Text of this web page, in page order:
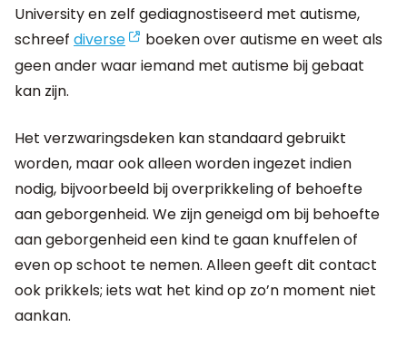
University en zelf gediagnostiseerd met autisme,
schreef diverse
boeken over autisme en weet als
geen ander waar iemand met autisme bij gebaat
kan zijn.
Het verzwaringsdeken kan standaard gebruikt
worden, maar ook alleen worden ingezet indien
nodig, bijvoorbeeld bij overprikkeling of behoefte
aan geborgenheid. We zijn geneigd om bij behoefte
aan geborgenheid een kind te gaan knuffelen of
even op schoot te nemen. Alleen geeft dit contact
ook prikkels; iets wat het kind op zo’n moment niet
aankan.